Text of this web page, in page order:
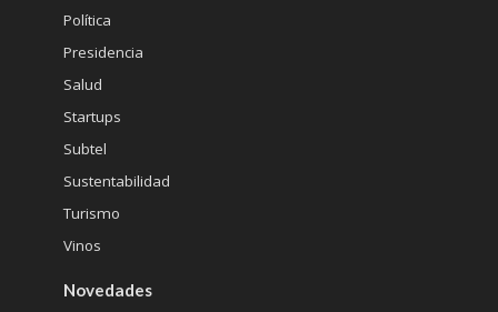
Política
Presidencia
Salud
Startups
Subtel
Sustentabilidad
Turismo
Vinos
Novedades